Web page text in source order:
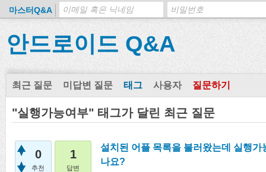
마스터Q&A
안드로이드 Q&A
최근 질문 미답변 질문 태그 사용자 질문하기
"실행가능여부" 태그가 달린 최근 질문
0
추천
1
답변
설치된 어플 목록을 불러왔는데 실행
나요?